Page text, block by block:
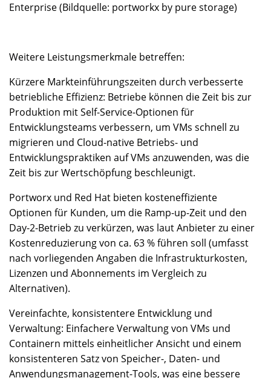
Enterprise (Bildquelle: portworkx by pure storage)
Weitere Leistungsmerkmale betreffen:
Kürzere Markteinführungszeiten durch verbesserte
betriebliche Effizienz: Betriebe können die Zeit bis zur
Produktion mit Self-Service-Optionen für
Entwicklungsteams verbessern, um VMs schnell zu
migrieren und Cloud-native Betriebs- und
Entwicklungspraktiken auf VMs anzuwenden, was die
Zeit bis zur Wertschöpfung beschleunigt.
Portworx und Red Hat bieten kosteneffiziente
Optionen für Kunden, um die Ramp-up-Zeit und den
Day-2-Betrieb zu verkürzen, was laut Anbieter zu einer
Kostenreduzierung von ca. 63 % führen soll (umfasst
nach vorliegenden Angaben die Infrastrukturkosten,
Lizenzen und Abonnements im Vergleich zu
Alternativen).
Vereinfachte, konsistentere Entwicklung und
Verwaltung: Einfachere Verwaltung von VMs und
Containern mittels einheitlicher Ansicht und einem
konsistenteren Satz von Speicher-, Daten- und
Anwendungsmanagement-Tools, was eine bessere